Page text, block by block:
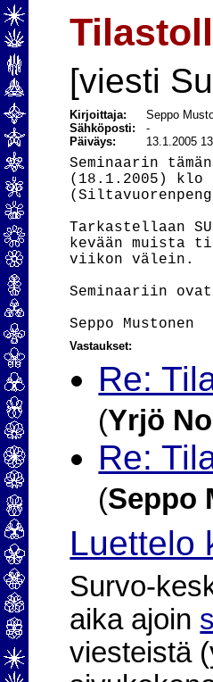
[viesti
Kirjoittaja:
Seppo
Sähköposti:-
Päiväys:
13.1.2005
Seminaarin
(18.1.2005) klo
Tarkastellaan
kevään muista
viikon välein.
Seminaariin
Vastaukset:
Re:
(Yrjö
Re:
(Seppo
Luettelo
Survo-
aika ajoin
viesteistä